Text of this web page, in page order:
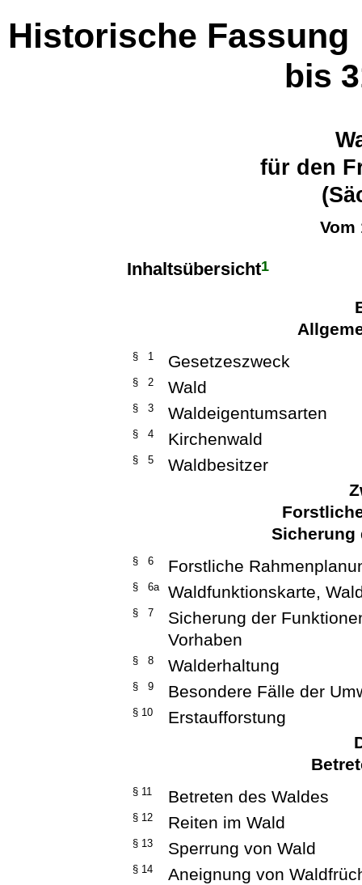
Historische Fassung
bis
für den
Vom
Inhaltsübersicht1
§ 1 Gesetzeszweck
§ 2 Wald
§ 3 Waldeigentumsarten
§ 4 Kirchenwald
§ 5
Waldbesitzer
Sicherung
§ 6 Forstliche
§ 6a Waldfunktionskarte,
§ 7
Sicherung der
Vorhaben
§ 8 Walderhaltung
§ 9 Besondere Fälle der
§ 10
Erstaufforstung
§ 11 Betreten des Waldes
§ 12 Reiten im Wald
§ 13 Sperrung von Wald
§ 14 Aneignung von